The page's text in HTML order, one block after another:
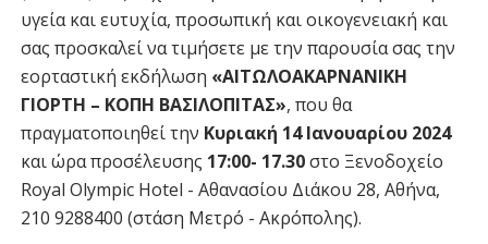
υγεία και ευτυχία, προσωπική και οικογενειακή και
σας προσκαλεί να τιμήσετε με την παρουσία σας την
εορταστική εκδήλωση «ΑΙΤΩΛΟΑΚΑΡΝΑΝΙΚΗ
ΓΙΟΡΤΗ – ΚΟΠΗ ΒΑΣΙΛΟΠΙΤΑΣ», που θα
πραγματοποιηθεί την Κυριακή 14 Ιανουαρίου 2024
και ώρα προσέλευσης 17:00- 17.30στο Ξενοδοχείο
Royal Olympic Hotel - Αθανασίου Διάκου 28, Αθήνα,
210 9288400 (στάση Μετρό - Ακρόπολης).